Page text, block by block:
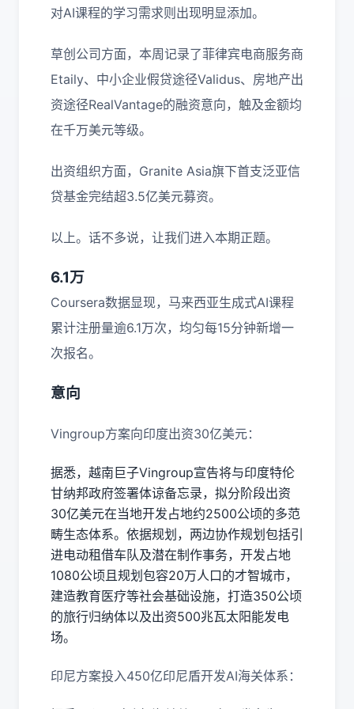
对AI课程的学习需求则出现明显添加。
草创公司方面，本周记录了菲律宾电商服务商
Etaily、中小企业假贷途径Validus、房地产出
资途径RealVantage的融资意向，触及金额均
在千万美元等级。
出资组织方面，Granite Asia旗下首支泛亚信
贷基金完结超3.5亿美元募资。
以上。话不多说，让我们进入本期正题。
6.1万
Coursera数据显现，马来西亚生成式AI课程
累计注册量逾6.1万次，均匀每15分钟新增一
次报名。
意向
Vingroup方案向印度出资30亿美元：
据悉，越南巨子Vingroup宣告将与印度特伦
甘纳邦政府签署体谅备忘录，拟分阶段出资
30亿美元在当地开发占地约2500公顷的多范
畴生态体系。依据规划，两边协作规划包括引
进电动租借车队及潜在制作事务，开发占地
1080公顷且规划包容20万人口的才智城市，
建造教育医疗等社会基础设施，打造350公顷
的旅行归纳体以及出资500兆瓦太阳能发电
场。
印尼方案投入450亿印尼盾开发AI海关体系：